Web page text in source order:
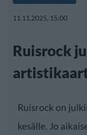
11.11.2025, 15:00
Ruisrock
Ruisrock on
kesälle. Jo